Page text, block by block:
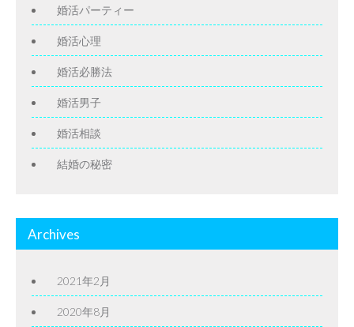
婚活パーティー
婚活心理
婚活必勝法
婚活男子
婚活相談
結婚の秘密
Archives
2021年2月
2020年8月